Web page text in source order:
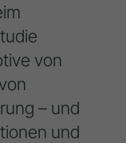
von
– und
und